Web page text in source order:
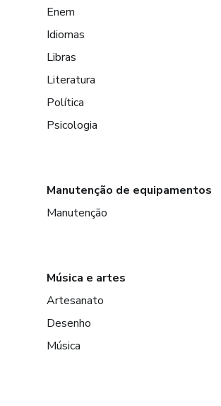
Enem
Idiomas
Libras
Literatura
Política
Psicologia
Manutenção de equipamentos
Manutenção
Música e artes
Artesanato
Desenho
Música